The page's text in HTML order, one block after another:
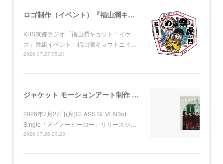
ロゴ制作（イベント）『福山潤キョウトニイケズ ～五周年！め組の祭りは虎ノ門』 KBS京都
KBS京都ラジオ「福山潤キョウトニイケ
ズ」番組イベント「福山潤キョウトニイ…
2026.07.27 05:21
ジャケット モーションアート制作 （Apple Music) CLASS SEVEN 3rd Single「アイノーヒーロー」
2026年7月27日(月)CLASS SEVEN3rd
Single「アイノーヒーロー」リリースジ…
2026.07.26 23:23